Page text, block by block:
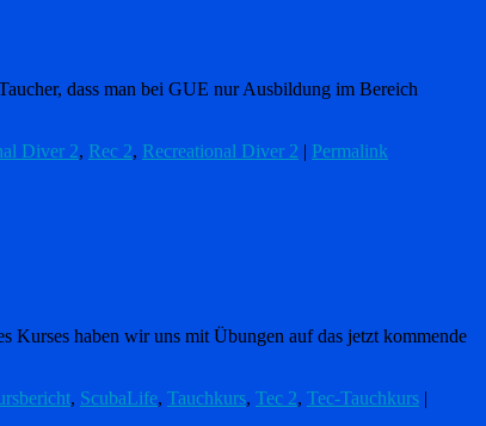
dass man bei GUE nur Ausbildung im Bereich
Diver 2, Rec 2, Recreational Diver 2
Permalink
Kurses haben wir uns mit Übungen auf das jetzt kommende
, ScubaLife, Tauchkurs, Tec 2, Tec-Tauchkurs |